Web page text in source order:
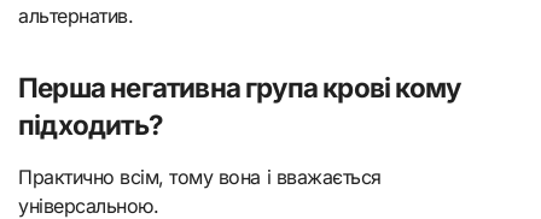
альтернатив.
Перша негативна група крові кому
підходить?
Практично всім, тому вона і вважається
універсальною.